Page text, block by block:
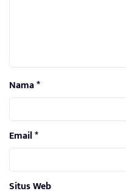
Nama*
Email*
Situs Web